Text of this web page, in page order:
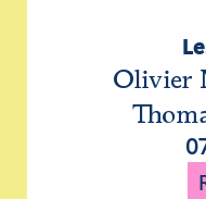
Olivier